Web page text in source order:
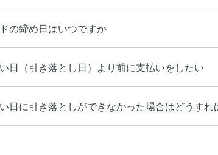
の締め日はいつですか
日（引き落とし日）より前に支払いをしたい
日に引き落としができなかった場合はどうすれ